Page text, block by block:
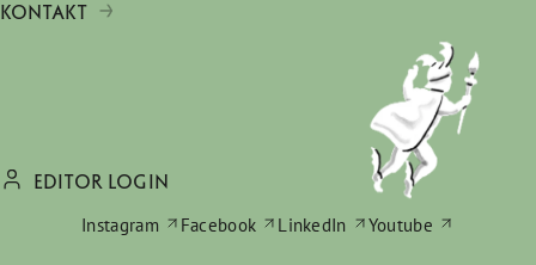
KONTAKT
EDITOR LOGIN
Instagram
Facebook LinkedIn Youtube